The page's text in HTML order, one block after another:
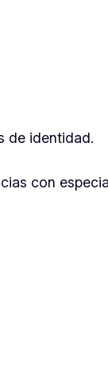
de identidad.
con